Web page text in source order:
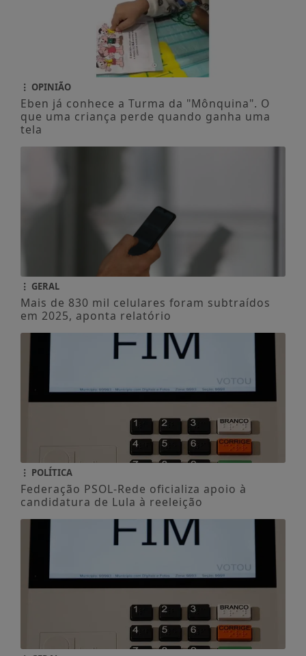
OPINIÃO
Eben já conhece a Turma da "Mônquina". O
que uma criança perde quando ganha uma
tela
GERAL
Mais de 830 mil celulares foram subtraídos
em 2025, aponta relatório
POLÍTICA
Federação PSOL-Rede oficializa apoio à
candidatura de Lula à reeleição